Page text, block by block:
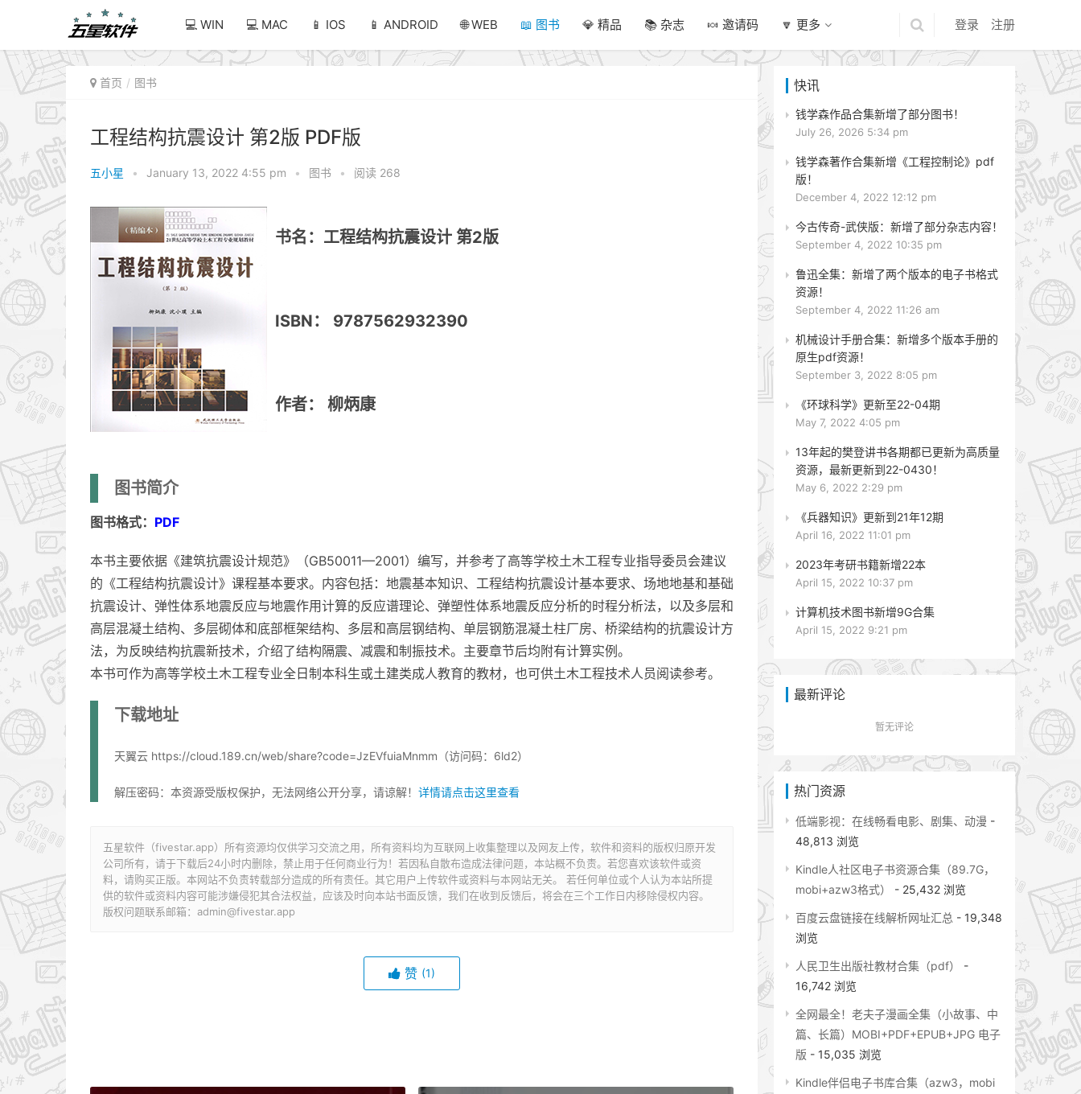
💻 WIN 💻 MAC 📱 IOS 📱 ANDROID 🌐 WEB 📖 图书 💎 精品 📚 杂志 🍬 邀请码 🔽 更多 登录 注册
首页 图书
工程结构抗震设计 第2版 PDF版
五小星 • January 13, 2022 4:55 pm • 图书 • 阅读 268
书名：工程结构抗震设计 第2版
ISBN： 9787562932390
作者： 柳炳康
图书简介
图书格式： PDF
本书主要依据《建筑抗震设计规范》（GB50011—2001）编写，并参考了高等学校土木工程专业指导委员会建议
的《工程结构抗震设计》课程基本要求。内容包括：地震基本知识、工程结构抗震设计基本要求、场地地基和基础
抗震设计、弹性体系地震反应与地震作用计算的反应谱理论、弹塑性体系地震反应分析的时程分析法，以及多层和
高层混凝土结构、多层砌体和底部框架结构、多层和高层钢结构、单层钢筋混凝土柱厂房、桥梁结构的抗震设计方
法，为反映结构抗震新技术，介绍了结构隔震、减震和制振技术。主要章节后均附有计算实例。
本书可作为高等学校土木工程专业全日制本科生或土建类成人教育的教材，也可供土木工程技术人员阅读参考。
下载地址
天翼云 https://cloud.189.cn/web/share?code=JzEVfuiaMnmm（访问码：6ld2）
解压密码：本资源受版权保护，无法网络公开分享，请谅解！ 详情请点击这里查看
五星软件（fivestar.app）所有资源均仅供学习交流之用，所有资料均为互联网上收集整理以及网友上传，软件和资料的版权归原开发
公司所有，请于下载后24小时内删除，禁止用于任何商业行为！若因私自散布造成法律问题，本站概不负责。若您喜欢该软件或资
料，请购买正版。本网站不负责转载部分造成的所有责任。其它用户上传软件或资料与本网站无关。 若任何单位或个人认为本站所提
供的软件或资料内容可能涉嫌侵犯其合法权益，应该及时向本站书面反馈，我们在收到反馈后，将会在三个工作日内移除侵权内容。
版权问题联系邮箱：admin@fivestar.app
赞 (1)
快讯
钱学森作品合集新增了部分图书！
July 26, 2026 5:34 pm
钱学森著作合集新增《工程控制论》pdf
版！
December 4, 2022 12:12 pm
今古传奇-武侠版：新增了部分杂志内容！
September 4, 2022 10:35 pm
鲁迅全集：新增了两个版本的电子书格式
资源！
September 4, 2022 11:26 am
机械设计手册合集：新增多个版本手册的
原生pdf资源！
September 3, 2022 8:05 pm
《环球科学》更新至22-04期
May 7, 2022 4:05 pm
13年起的樊登讲书各期都已更新为高质量
资源，最新更新到22-0430！
May 6, 2022 2:29 pm
《兵器知识》更新到21年12期
April 16, 2022 11:01 pm
2023年考研书籍新增22本
April 15, 2022 10:37 pm
计算机技术图书新增9G合集
April 15, 2022 9:21 pm
最新评论
暂无评论
热门资源
低端影视：在线畅看电影、剧集、动漫 -
48,813 浏览
Kindle人社区电子书资源合集（89.7G，
mobi+azw3格式）
- 25,432 浏览
百度云盘链接在线解析网址汇总 - 19,348
浏览
人民卫生出版社教材合集（pdf）
-
16,742 浏览
全网最全！老夫子漫画全集（小故事、中
篇、长篇）MOBI+PDF+EPUB+JPG 电子
版 - 15,035 浏览
Kindle伴侣电子书库合集（azw3，mobi